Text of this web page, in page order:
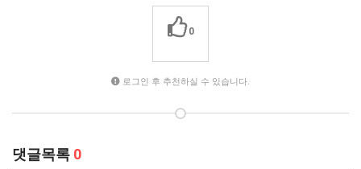
0
로그인 후 추천하실 수 있습니다.
댓글목록 0